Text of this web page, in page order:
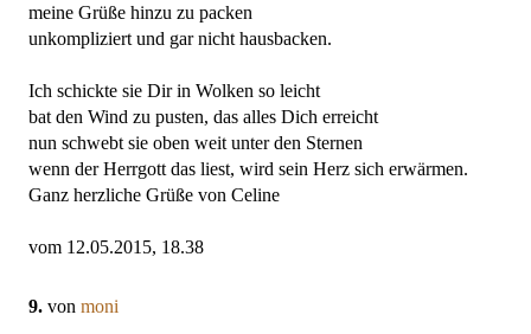
meine Grüße hinzu zu packen
unkompliziert und gar nicht hausbacken.
Ich schickte sie Dir in Wolken so leicht
bat den Wind zu pusten, das alles Dich erreicht
nun schwebt sie oben weit unter den Sternen
wenn der Herrgott das liest, wird sein Herz sich erwärmen.
Ganz herzliche Grüße von Celine
vom 12.05.2015, 18.38
9. von moni